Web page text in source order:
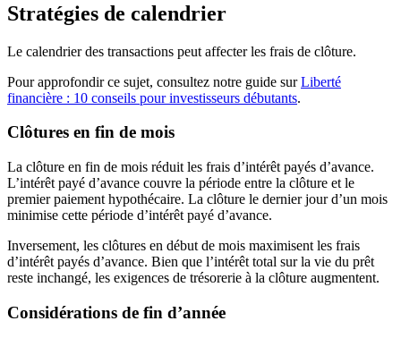
Stratégies de calendrier
Le calendrier des transactions peut affecter les frais de clôture.
Pour approfondir ce sujet, consultez notre guide surLiberté
financière : 10 conseils pour investisseurs débutants.
Clôtures en fin de mois
La clôture en fin de mois réduit les frais d’intérêt payés d’avance.
L’intérêt payé d’avance couvre la période entre la clôture et le
premier paiement hypothécaire. La clôture le dernier jour d’un mois
minimise cette période d’intérêt payé d’avance.
Inversement, les clôtures en début de mois maximisent les frais
d’intérêt payés d’avance. Bien que l’intérêt total sur la vie du prêt
reste inchangé, les exigences de trésorerie à la clôture augmentent.
Considérations de fin d’année